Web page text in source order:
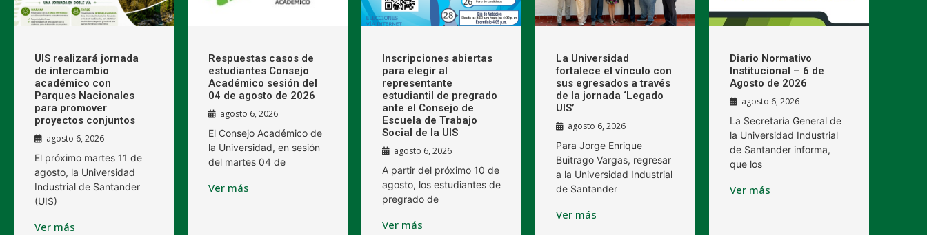
UIS realizará jornada
de intercambio
académico con
Parques Nacionales
para promover
proyectos conjuntos
agosto 6, 2026
El próximo martes 11 de
agosto, la Universidad
Industrial de Santander
(UIS)
Ver más
Respuestas casos de
estudiantes Consejo
Académico sesión del
04 de agosto de 2026
agosto 6, 2026
El Consejo Académico de
la Universidad, en sesión
del martes 04 de
Ver más
Inscripciones abiertas
para elegir al
representante
estudiantil de pregrado
ante el Consejo de
Escuela de Trabajo
Social de la UIS
agosto 6, 2026
A partir del próximo 10 de
agosto, los estudiantes de
pregrado de
Ver más
La Universidad
fortalece el vínculo con
sus egresados a través
de la jornada ‘Legado
UIS’
agosto 6, 2026
Para Jorge Enrique
Buitrago Vargas, regresar
a la Universidad Industrial
de Santander
Ver más
Diario Normativo
Institucional – 6 de
Agosto de 2026
agosto 6, 2026
La Secretaría General de
la Universidad Industrial
de Santander informa,
que los
Ver más